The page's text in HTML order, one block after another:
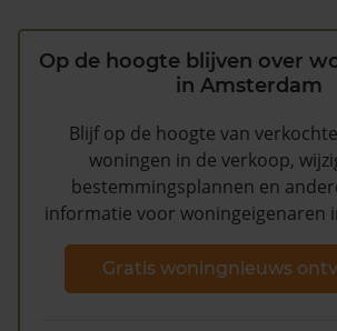
Op de hoogte blijven over
in Amsterdam
Blijf op de hoogte van
woningen in de verkoop,
bestemmingsplannen en
informatie voor woningeigenaren
Gratis woningnieuws